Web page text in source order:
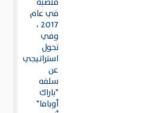
في عام
2017 ،
وفي
تحول
استراتيجي
عن
سلفه
"باراك
أوباما"